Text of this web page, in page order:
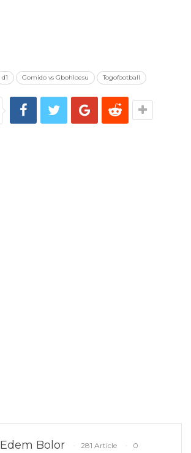
d1 Gomido vs Gbohloesu Togofootball
Edem Bolor 281 Article
0